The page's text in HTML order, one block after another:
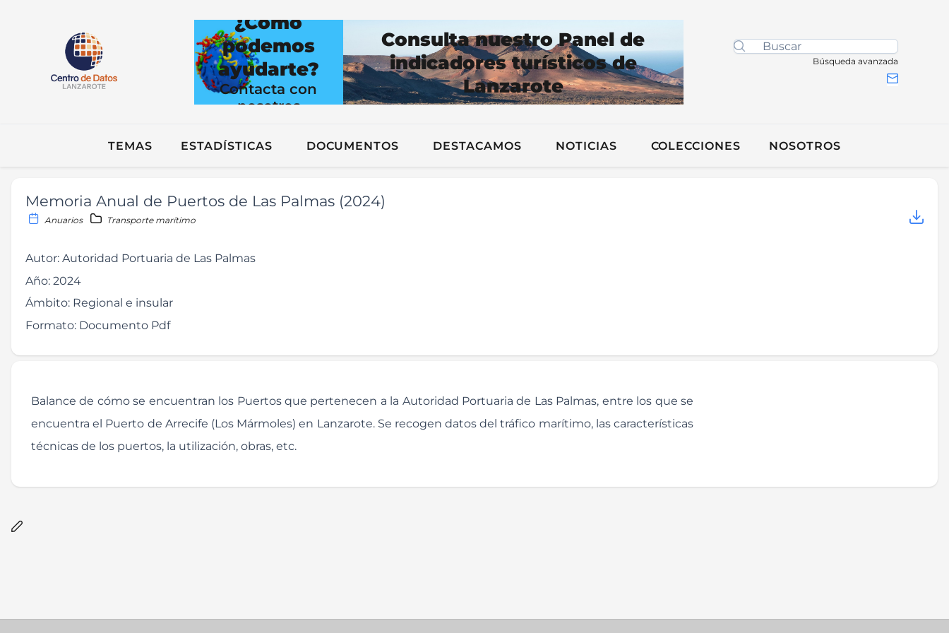
¿Cómo
podemos
ayudarte?
Contacta con
nosotros
Consulta nuestro Panel de
indicadores turísticos de
Lanzarote
Búsqueda avanzada
TEMAS ESTADÍSTICAS DOCUMENTOS DESTACAMOS NOTICIAS COLECCIONES NOSOTROS
Memoria Anual de Puertos de Las Palmas (2024)
Anuarios Transporte marítimo
Autor: Autoridad Portuaria de Las Palmas
Año: 2024
Ámbito: Regional e insular
Formato: Documento Pdf
Balance de cómo se encuentran los Puertos que pertenecen a la Autoridad Portuaria de Las Palmas, entre los que se
encuentra el Puerto de Arrecife (Los Mármoles) en Lanzarote. Se recogen datos del tráfico marítimo, las características
técnicas de los puertos, la utilización, obras, etc.